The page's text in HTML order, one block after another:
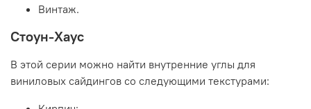
Винтаж.
Стоун-Хаус
В этой серии можно найти внутренние углы для
виниловых сайдингов со следующими текстурами: